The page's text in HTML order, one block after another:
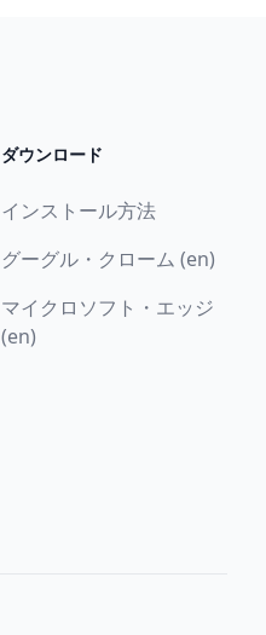
ダウンロード
インストール方法
グーグル・クローム (en)
マイクロソフト・エッジ
(en)